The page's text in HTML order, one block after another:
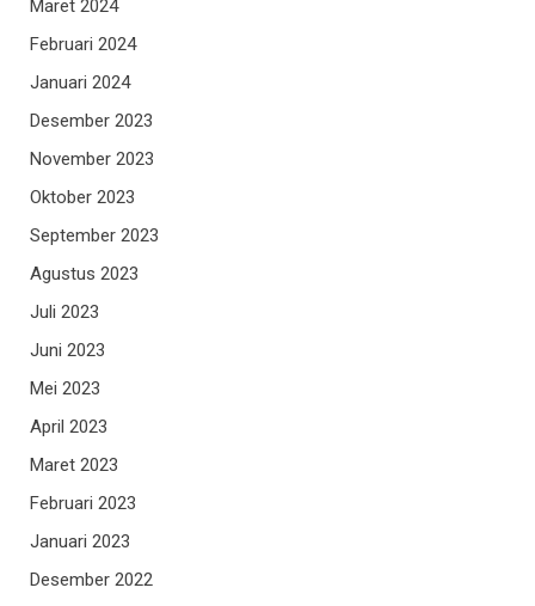
Maret 2024
Februari 2024
Januari 2024
Desember 2023
November 2023
Oktober 2023
September 2023
Agustus 2023
Juli 2023
Juni 2023
Mei 2023
April 2023
Maret 2023
Februari 2023
Januari 2023
Desember 2022